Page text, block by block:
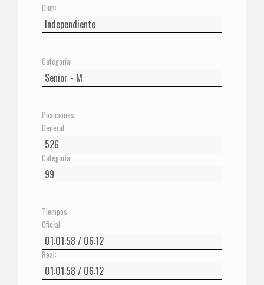
Club:
Categoría:
Posiciones:
General:
Categoría:
Tiempos:
Oficial:
Real: